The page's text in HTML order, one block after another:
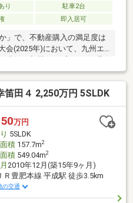
り
駐車2台
即入居可
」で、不動産購入の満足度は
会(2025年)において、九州エ
入価格を最大限に抑えます
る物件を全て当社でまとめて
絞れるから手間も時間もかか
もっと安く買えるのでは？そ
はオプション費用（エアコ
見積もり他社様でお見積もり
ください！
笛田４ 2,250万円 5SLDK
万円
5SLDK
積157.7m2
積549.04m2
2010年12月(築15年9ヶ月)
Ｒ豊肥本線 平成駅 徒歩3.5km
の交通